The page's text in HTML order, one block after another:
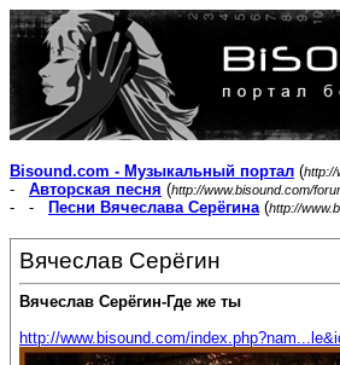
Bisound.com - Музыкальный портал (http://
- Авторская песня (http://www.bisound.com/
- -
Песни Вячеслава Серёгина(http://
Вячеслав Серёгин
Вячеслав Серёгин-Где же ты
http://www.bisound.com/